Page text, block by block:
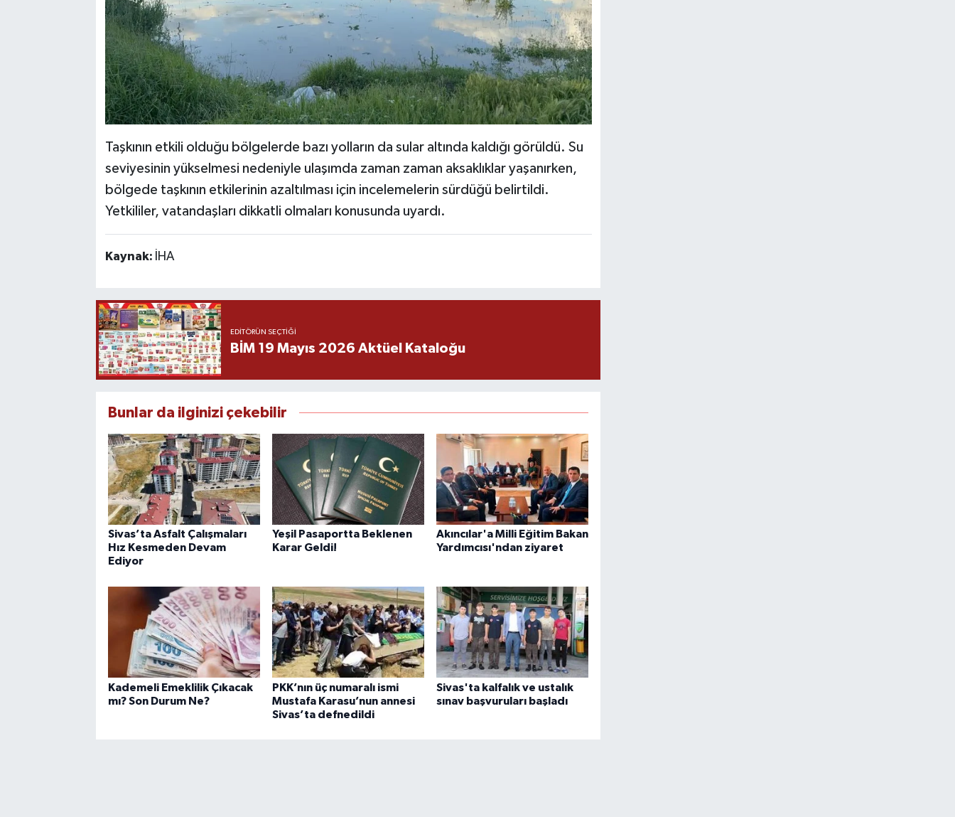
Taşkının etkili olduğu bölgelerde bazı yolların da sular altında kaldığı görüldü. Su
seviyesinin yükselmesi nedeniyle ulaşımda zaman zaman aksaklıklar yaşanırken,
bölgede taşkının etkilerinin azaltılması için incelemelerin sürdüğü belirtildi.
Yetkililer, vatandaşları dikkatli olmaları konusunda uyardı.
Kaynak: İHA
EDITÖRÜN SEÇTIĞI
BİM 19 Mayıs 2026 Aktüel Kataloğu
Bunlar da ilginizi çekebilir
Sivas’ta Asfalt Çalışmaları
Hız Kesmeden Devam
Ediyor
Yeşil Pasaportta Beklenen
Karar Geldi!
Akıncılar'a Milli Eğitim Bakan
Yardımcısı'ndan ziyaret
Kademeli Emeklilik Çıkacak
mı? Son Durum Ne?
PKK’nın üç numaralı ismi
Mustafa Karasu’nun annesi
Sivas’ta defnedildi
Sivas'ta kalfalık ve ustalık
sınav başvuruları başladı